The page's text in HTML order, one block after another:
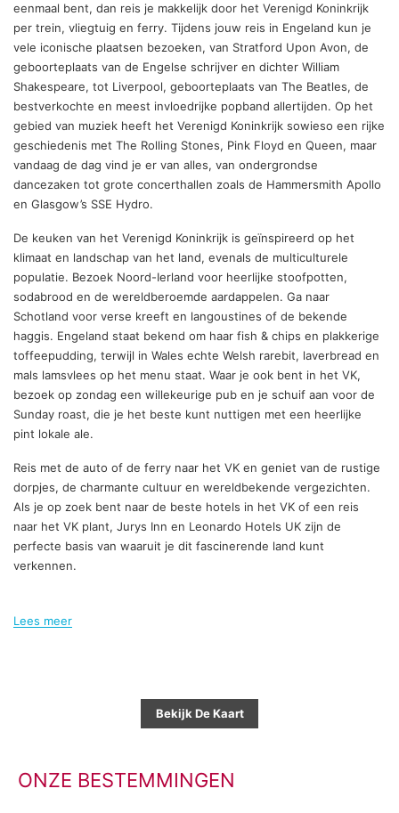
eenmaal bent, dan reis je makkelijk door het Verenigd Koninkrijk
per trein, vliegtuig en ferry. Tijdens jouw reis in Engeland kun je
vele iconische plaatsen bezoeken, van Stratford Upon Avon, de
geboorteplaats van de Engelse schrijver en dichter William
Shakespeare, tot Liverpool, geboorteplaats van The Beatles, de
bestverkochte en meest invloedrijke popband allertijden. Op het
gebied van muziek heeft het Verenigd Koninkrijk sowieso een rijke
geschiedenis met The Rolling Stones, Pink Floyd en Queen, maar
vandaag de dag vind je er van alles, van ondergrondse
dancezaken tot grote concerthallen zoals de Hammersmith Apollo
en Glasgow’s SSE Hydro.
De keuken van het Verenigd Koninkrijk is geïnspireerd op het
klimaat en landschap van het land, evenals de multiculturele
populatie. Bezoek Noord-Ierland voor heerlijke stoofpotten,
sodabrood en de wereldberoemde aardappelen. Ga naar
Schotland voor verse kreeft en langoustines of de bekende
haggis. Engeland staat bekend om haar fish & chips en plakkerige
toffeepudding, terwijl in Wales echte Welsh rarebit, laverbread en
mals lamsvlees op het menu staat. Waar je ook bent in het VK,
bezoek op zondag een willekeurige pub en je schuif aan voor de
Sunday roast, die je het beste kunt nuttigen met een heerlijke
pint lokale ale.
Reis met de auto of de ferry naar het VK en geniet van de rustige
dorpjes, de charmante cultuur en wereldbekende vergezichten.
Als je op zoek bent naar de beste hotels in het VK of een reis
naar het VK plant, Jurys Inn en Leonardo Hotels UK zijn de
perfecte basis van waaruit je dit fascinerende land kunt
verkennen.
Lees meer
Bekijk De Kaart
ONZE BESTEMMINGEN